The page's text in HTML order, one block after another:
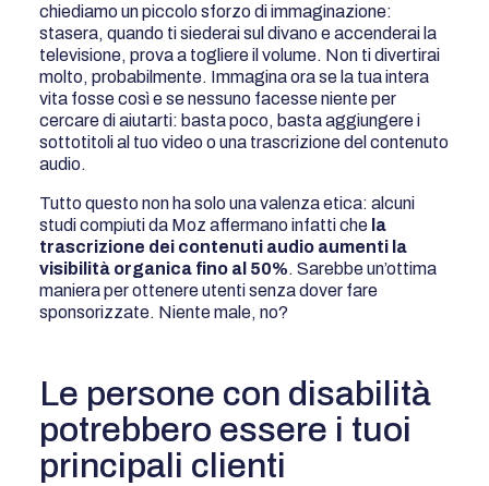
chiediamo un piccolo sforzo di immaginazione:
stasera, quando ti siederai sul divano e accenderai la
televisione, prova a togliere il volume. Non ti divertirai
molto, probabilmente. Immagina ora se la tua intera
vita fosse così e se nessuno facesse niente per
cercare di aiutarti: basta poco, basta aggiungere i
sottotitoli al tuo video o una trascrizione del contenuto
audio.
Tutto questo non ha solo una valenza etica: alcuni
studi compiuti da Moz affermano infatti che la
trascrizione dei contenuti audio aumenti la
visibilità organica fino al 50%. Sarebbe un’ottima
maniera per ottenere utenti senza dover fare
sponsorizzate. Niente male, no?
Le persone con disabilità
potrebbero essere i tuoi
principali clienti